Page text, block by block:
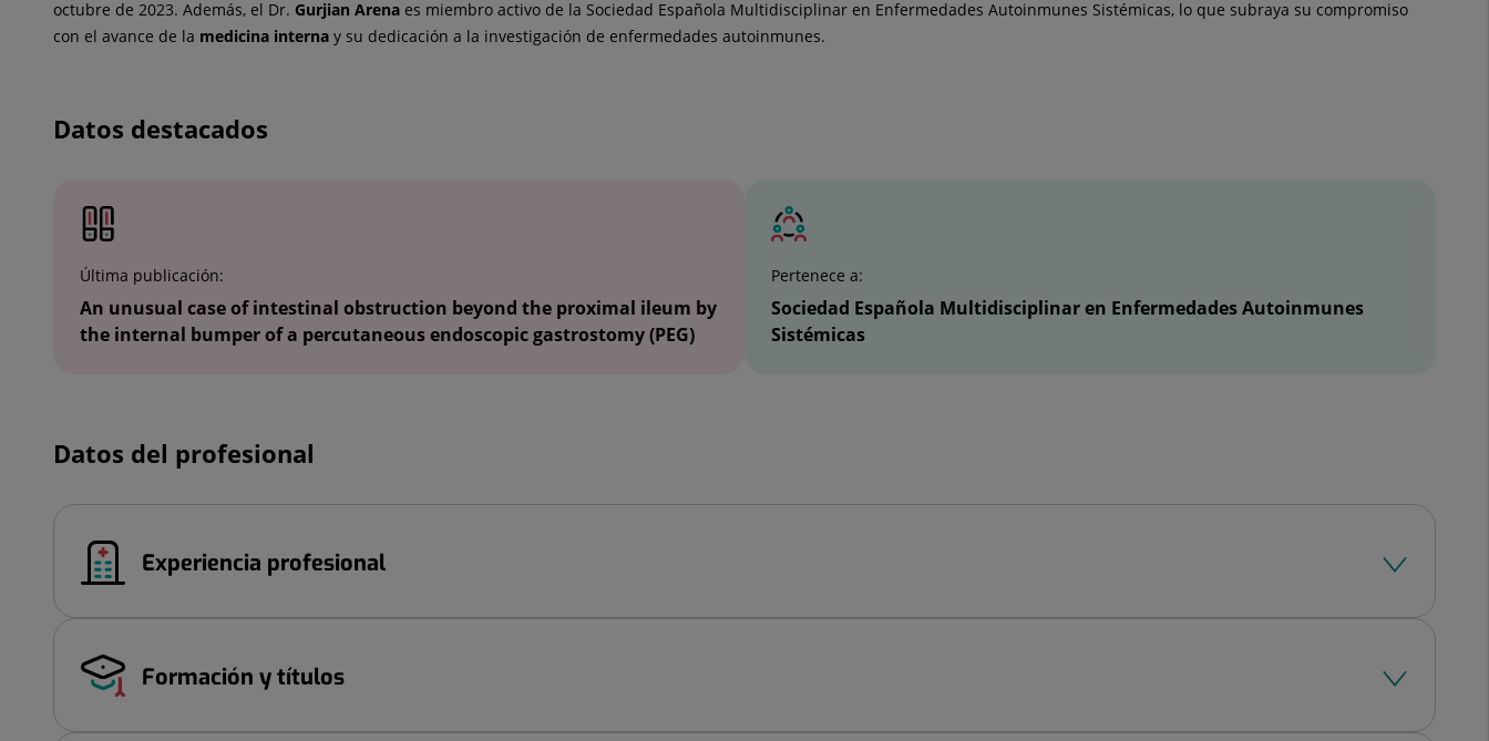
octubre de 2023. Además, el Dr. Gurjian Arena es miembro activo de la Sociedad Española Multidisciplinar en Enfermedades Autoinmunes Sistémicas, lo que subraya su compromiso
con el avance de la medicina interna y su dedicación a la investigación de enfermedades autoinmunes.
Datos destacados
Última publicación:
An unusual case of intestinal obstruction beyond the proximal ileum by
the internal bumper of a percutaneous endoscopic gastrostomy (PEG)
Pertenece a:
Sociedad Española Multidisciplinar en Enfermedades Autoinmunes
Sistémicas
Datos del profesional
Experiencia profesional
Formación y títulos